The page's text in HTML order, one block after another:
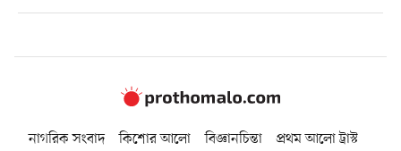
নাগরিক সংবাদ কিশোর আলো বিজ্ঞানচিন্তা
প্রথম আলো ট্রাস্ট